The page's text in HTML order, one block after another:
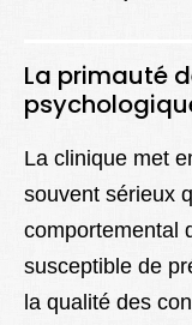
La primauté
La clinique met
souvent sérieux
comportemental
susceptible de
la qualité des